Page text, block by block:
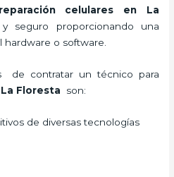
reparación celulares
en La
seguro proporcionando una
hardware o software.
de contratar un técnico para
Floresta son:
de diversas tecnologías